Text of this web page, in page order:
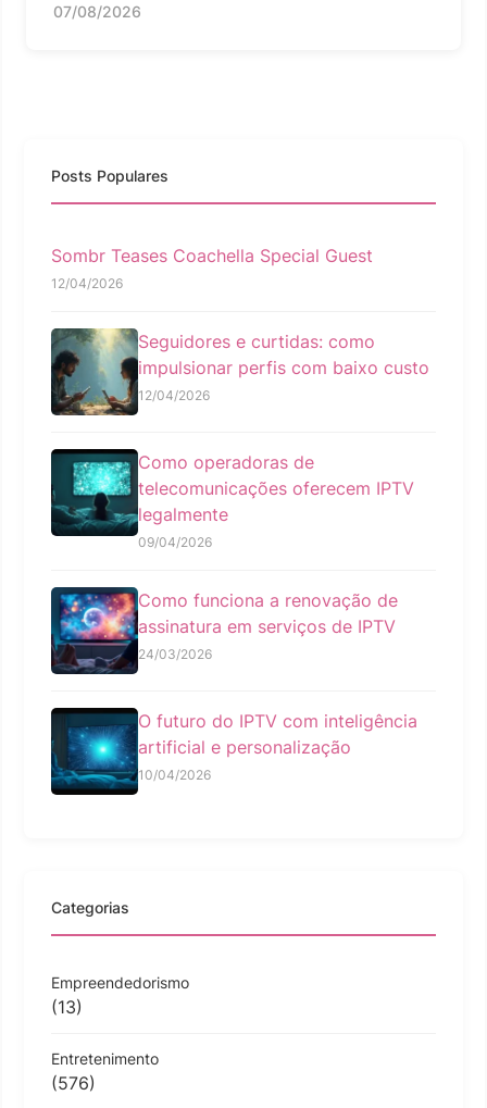
07/08/2026
Posts Populares
Sombr Teases Coachella Special Guest
12/04/2026
Seguidores e curtidas: como
impulsionar perfis com baixo custo
12/04/2026
Como operadoras de
telecomunicações oferecem IPTV
legalmente
09/04/2026
Como funciona a renovação de
assinatura em serviços de IPTV
24/03/2026
O futuro do IPTV com inteligência
artificial e personalização
10/04/2026
Categorias
Empreendedorismo
(13)
Entretenimento
(576)